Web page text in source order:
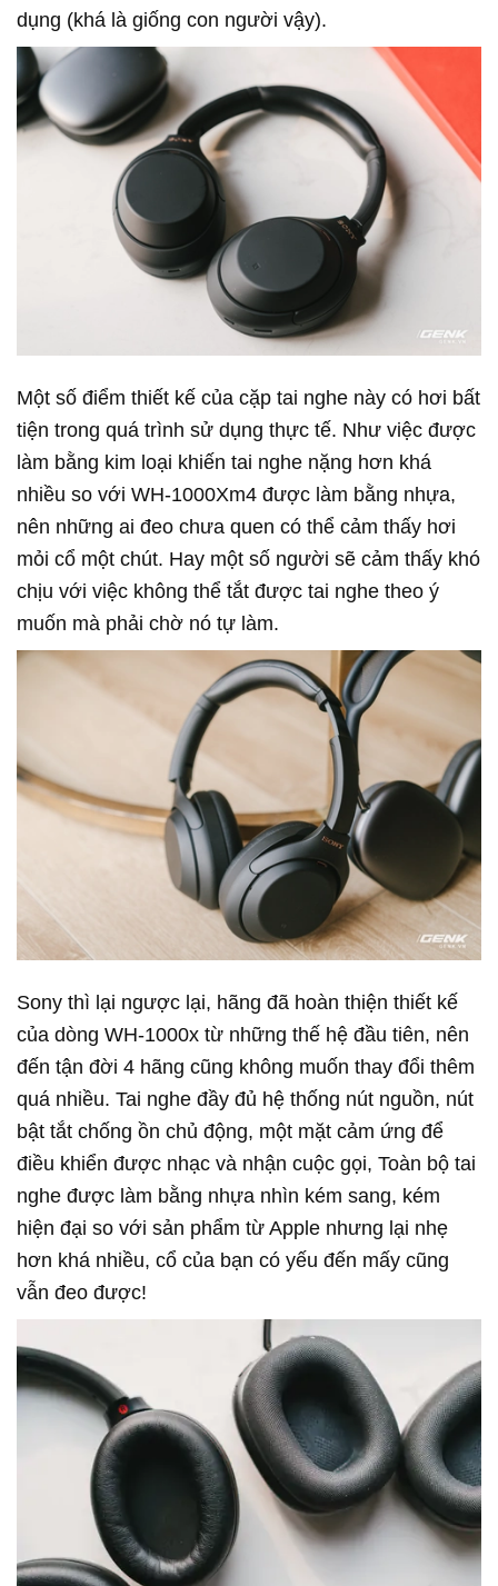
dụng (khá là giống con người vậy).
Một số điểm thiết kế của cặp tai nghe này có hơi bất
tiện trong quá trình sử dụng thực tế. Như việc được
làm bằng kim loại khiến tai nghe nặng hơn khá
nhiều so với WH-1000Xm4 được làm bằng nhựa,
nên những ai đeo chưa quen có thể cảm thấy hơi
mỏi cổ một chút. Hay một số người sẽ cảm thấy khó
chịu với việc không thể tắt được tai nghe theo ý
muốn mà phải chờ nó tự làm.
Sony thì lại ngược lại, hãng đã hoàn thiện thiết kế
của dòng WH-1000x từ những thế hệ đầu tiên, nên
đến tận đời 4 hãng cũng không muốn thay đổi thêm
quá nhiều. Tai nghe đầy đủ hệ thống nút nguồn, nút
bật tắt chống ồn chủ động, một mặt cảm ứng để
điều khiển được nhạc và nhận cuộc gọi, Toàn bộ tai
nghe được làm bằng nhựa nhìn kém sang, kém
hiện đại so với sản phẩm từ Apple nhưng lại nhẹ
hơn khá nhiều, cổ của bạn có yếu đến mấy cũng
vẫn đeo được!